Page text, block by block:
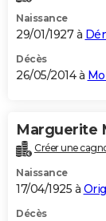
Naissance
29/01/1927 à
Décès
26/05/2014 à
Marguerite
Créer une
Naissance
17/04/1925 à
Décès